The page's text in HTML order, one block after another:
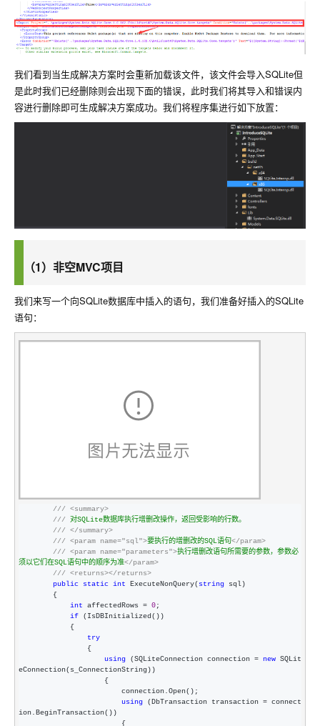
我们看到当生成解决方案时会重新加载该文件，该文件会导入SQLite但
是此时我们已经删除则会出现下面的错误，此时我们将其导入和错误内
容进行删除即可生成解决方案成功。我们将程序集进行如下放置：
（1）非空MVC项目
我们来写一个向SQLite数据库中插入的语句，我们准备好插入的SQLite
语句：
        ///
<summary>
/// 对SQLite数据库执行增删改操作，返回受影响的行数。
///
</summary>
///
<param name="sql">要执行的增删改的SQL语句</param>
///
<param name="parameters">执行增删改语句所需要的参数，参数必
须以它们在SQL语句中的顺序为准</param>
///
<returns></returns>
public
static int ExecuteNonQuery( string sql)
int affectedRows = 0;
if (IsDBInitialized())
try
using (SQLiteConnection connection = new SQLit
eConnection(s_ConnectionString))
using (DbTransaction transaction = connect
ion.BeginTransaction())